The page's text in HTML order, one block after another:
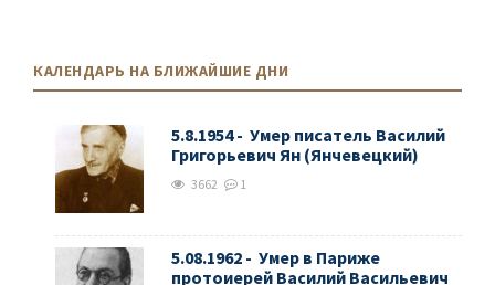
КАЛЕНДАРЬ НА БЛИЖАЙШИЕ ДНИ
5.8.1954 - Умер писатель Василий
Григорьевич Ян (Янчевецкий)
3662 1
5.08.1962 - Умер в Париже
протоиерей Василий Васильевич